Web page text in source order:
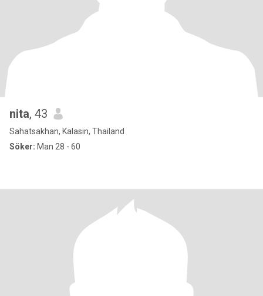
nita, 43
Sahatsakhan, Kalasin, Thailand
Söker: Man 28 - 60